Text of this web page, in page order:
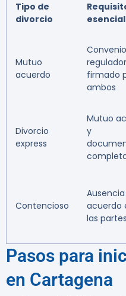
Tipo de
divorcio
esencial
Mutuo
acuerdo
Convenio
regulador
firmado
ambos
Divorcio
express
Mutuo
y
Contencioso
acuerdo
las partes
Pasos para
en Cartagena